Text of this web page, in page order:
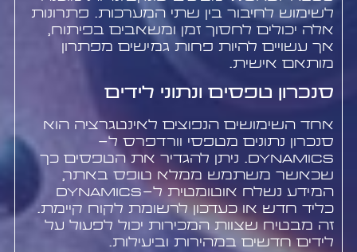
לשימוש לחיבור בין שתי המערכות. פתרונות
אלה יכולים לחסוך זמן ומשאבים בפיתוח,
אך עשויים להיות פחות גמישים מפתרון
מותאם אישית.
סנכרון טפסים ונתוני לידים
אחד השימושים הנפוצים לאינטגרציה הוא
סנכרון נתונים מטפסי וורדפרס ל-
Dynamics. ניתן להגדיר את הטפסים כך
שכאשר משתמש ממלא טופס באתר,
המידע נשלח אוטומטית ל-Dynamics
כליד חדש או כעדכון לרשומת לקוח קיימת.
זה מבטיח שצוות המכירות יכול לפעול על
לידים חדשים במהירות וביעילות.